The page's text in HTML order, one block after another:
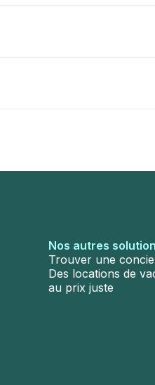
Nos autres
Trouver une
Des locations de
au prix juste